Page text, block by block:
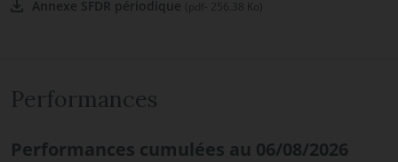
Annexe SFDR périodique (pdf- 256.38 Ko)
Performances
Performances cumulées au 06/08/2026